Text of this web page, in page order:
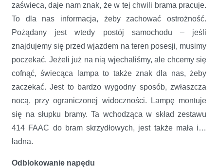
zaświeca, daje nam znak, że w tej chwili brama pracuje.
To dla nas informacja, żeby zachować ostrożność.
Pożądany jest wtedy postój samochodu – jeśli
znajdujemy się przed wjazdem na teren posesji, musimy
poczekać. Jeżeli już na nią wjechaliśmy, ale chcemy się
cofnąć, świecąca lampa to także znak dla nas, żeby
zaczekać. Jest to bardzo wygodny sposób, zwłaszcza
nocą, przy ograniczonej widoczności. Lampę montuje
się na słupku bramy. Ta wchodząca w skład zestawu
414 FAAC do bram skrzydłowych, jest także mała i…
ładna.
Odblokowanie napędu